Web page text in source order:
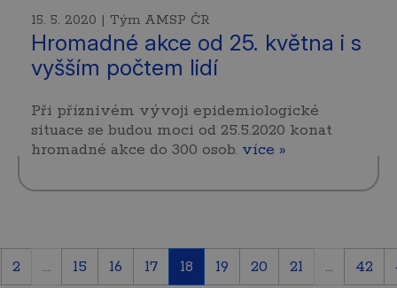
15. 5. 2020 | Tým AMSP ČR
Hromadné akce od 25. května i s
vyšším počtem lidí
Při příznivém vývoji epidemiologické
situace se budou moci od 25.5.2020 konat
hromadné akce do 300 osob. více »
2 ... 15 16 17 18 19 20 21 ... 42